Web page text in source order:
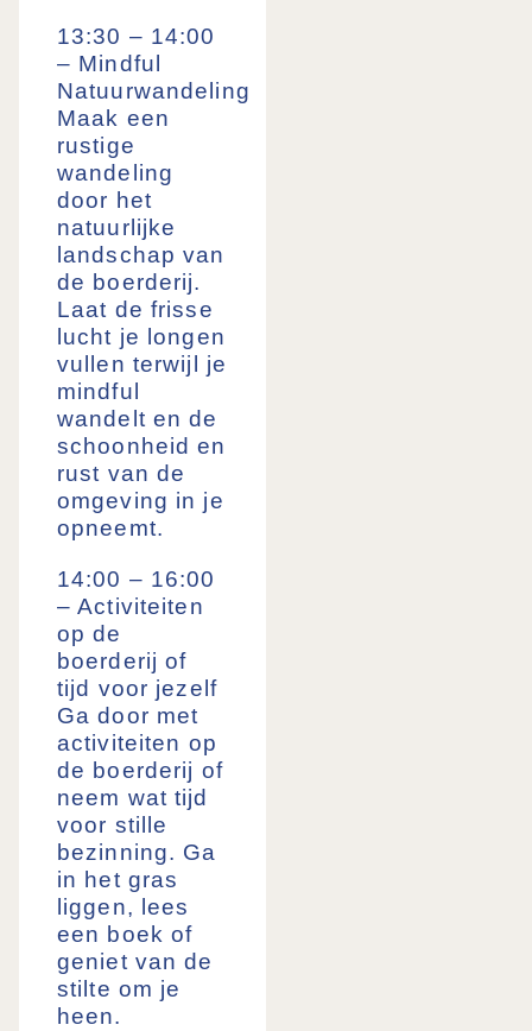
13:30 – 14:00
– Mindful
Natuurwandeling
Maak een
rustige
wandeling
door het
natuurlijke
landschap van
de boerderij.
Laat de frisse
lucht je longen
vullen terwijl je
mindful
wandelt en de
schoonheid en
rust van de
omgeving in je
opneemt.
14:00 – 16:00
– Activiteiten
op de
boerderij of
tijd voor jezelf
Ga door met
activiteiten op
de boerderij of
neem wat tijd
voor stille
bezinning. Ga
in het gras
liggen, lees
een boek of
geniet van de
stilte om je
heen.